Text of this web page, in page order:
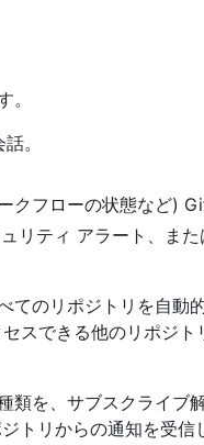
。
クフローの状態など)
リティ アラート、ま
てのリポジトリを自動
スできる他のリポジト
を、サブスクライブ
トリからの通知を受信